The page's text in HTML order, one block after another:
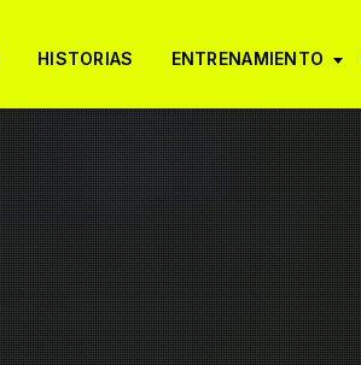
HISTORIAS ENTRENAMIENTO